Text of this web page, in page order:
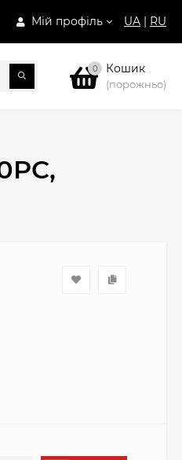
Мій профіль UA | RU
0 Кошик
(порожньо)